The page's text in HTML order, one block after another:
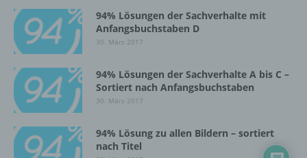
94% Lösungen der Sachverhalte mit
Anfangsbuchstaben D
30. März 2017
94% Lösungen der Sachverhalte A bis C –
Sortiert nach Anfangsbuchstaben
30. März 2017
94% Lösung zu allen Bildern – sortiert
nach Titel
d) Einschränkung der Verarbeitung
Markierung gespeicherter
personenbezogener Daten mit dem Ziel, ihre
künftige Verarbeitung einzuschränken.
e) Profiling